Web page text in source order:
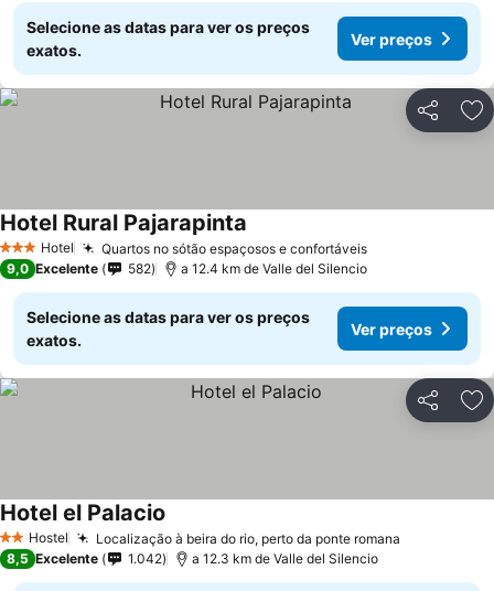
Selecione as datas para ver os preços
exatos.
Ver preços
Partilhar
3 EstrelasHotel Quartos no sótão espaçosos e confortáveis
Hotel Rural Pajarapinta
9,0 Excelente 582 a 12.4 km de Valle del Silencio
Selecione as datas para ver os preços
exatos.
Ver preços
Partilhar
2 Estrelas
Hostel Localização à beira do rio, perto da ponte romana
Hotel el Palacio
8,5 Excelente 1.042 a 12.3 km de Valle del Silencio